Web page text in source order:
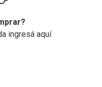
ingresá aquí